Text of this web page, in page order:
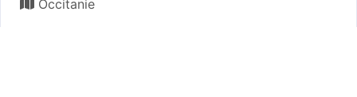
Occitanie